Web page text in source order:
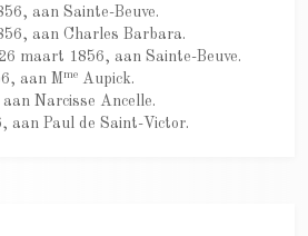
aan Sainte-Beuve.
aan Charles Barbara.
maart 1856, aan Sainte-Beuve.
aan Mme Aupick.
Narcisse Ancelle.
aan Paul de Saint-Victor.